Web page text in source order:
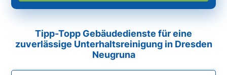
Tipp-Topp Gebäudedienste für eine
zuverlässige Unterhaltsreinigung in Dresden
Neugruna